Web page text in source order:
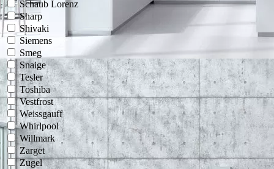
Schaub Lorenz
Sharp
Shivaki
Siemens
Smeg
Snaige
Tesler
Toshiba
Vestfrost
Weissgauff
Whirlpool
Willmark
Zarget
Zugel